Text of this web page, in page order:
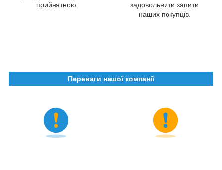
прийнятною.
задовольнити запити
наших покупців.
Переваги нашої компанії